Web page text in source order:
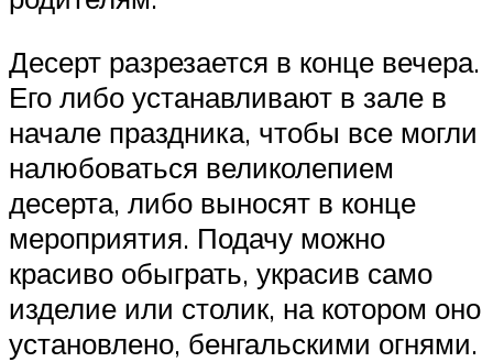
Десерт разрезается в конце вечера.
Его либо устанавливают в зале в
начале праздника, чтобы все могли
налюбоваться великолепием
десерта, либо выносят в конце
мероприятия. Подачу можно
красиво обыграть, украсив само
изделие или столик, на котором оно
установлено, бенгальскими огнями.